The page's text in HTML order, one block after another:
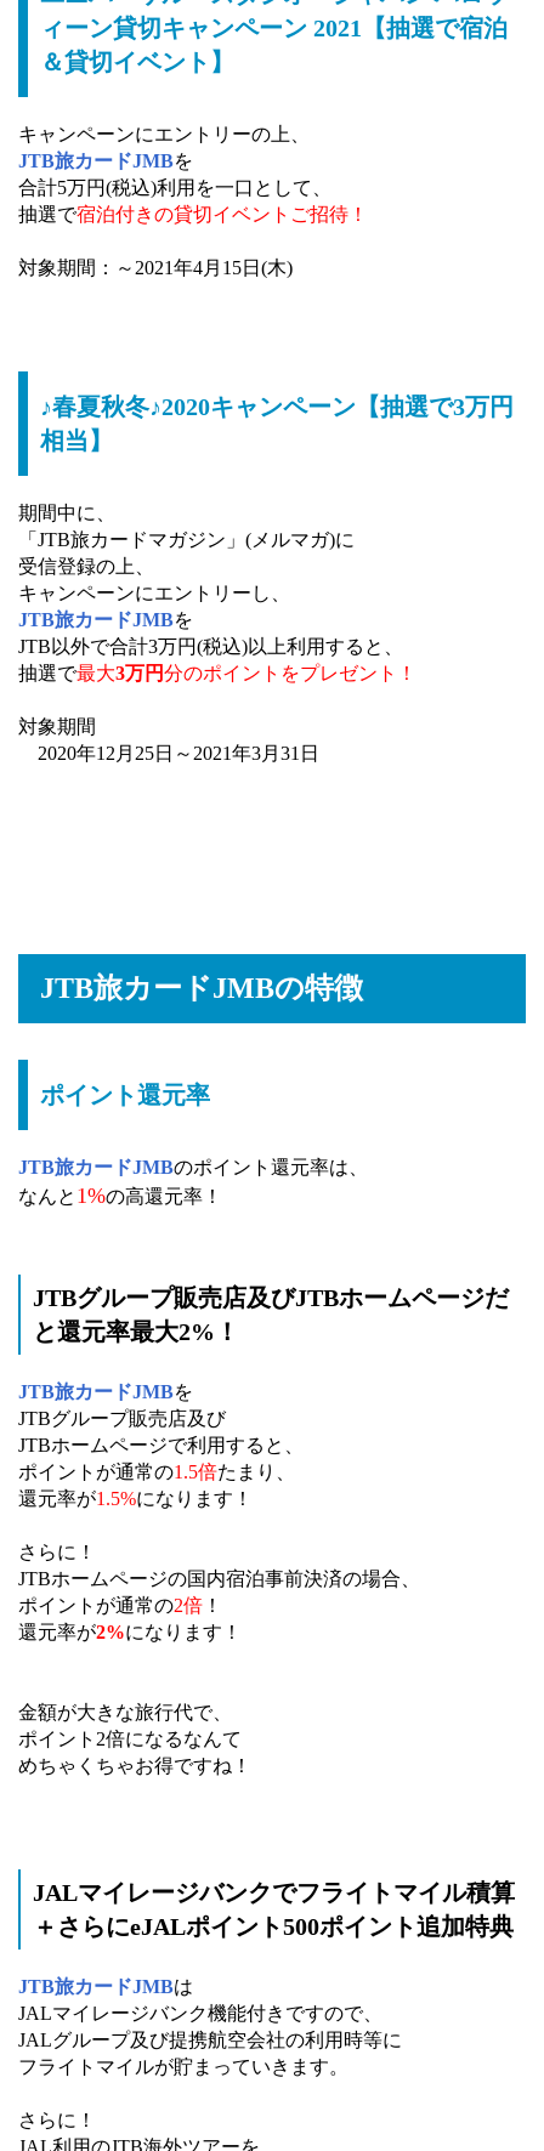
ィーン貸切キャンペーン 2021【抽選で宿泊
＆貸切イベント】
キャンペーンにエントリーの上、
JTB旅カードJMBを
合計5万円(税込)利用を一口として、
抽選で宿泊付きの貸切イベントご招待！
対象期間：～2021年4月15日(木)
♪春夏秋冬♪2020キャンペーン【抽選で3万円
相当】
期間中に、
「JTB旅カードマガジン」(メルマガ)に
受信登録の上、
キャンペーンにエントリーし、
JTB旅カードJMBを
JTB以外で合計3万円(税込)以上利用すると、
抽選で最大3万円分のポイントをプレゼント！
対象期間
2020年12月25日～2021年3月31日
JTB旅カードJMBの特徴
ポイント還元率
JTB旅カードJMBのポイント還元率は、
なんと 1%の高還元率！
JTBグループ販売店及びJTBホームページだ
と還元率最大2%！
JTB旅カードJMBを
JTBグループ販売店及び
JTBホームページで利用すると、
ポイントが通常の1.5倍たまり、
還元率が1.5%になります！
さらに！
JTBホームページの国内宿泊事前決済の場合、
ポイントが通常の2倍 ！
還元率が2%になります！
金額が大きな旅行代で、
ポイント2倍になるなんて
めちゃくちゃお得ですね！
JALマイレージバンクでフライトマイル積算
＋さらにeJALポイント500ポイント追加特典
JTB旅カードJMBは
JALマイレージバンク機能付きですので、
JALグループ及び提携航空会社の利用時等に
フライトマイルが貯まっていきます。
さらに！
JAL利用のJTB海外ツアーを